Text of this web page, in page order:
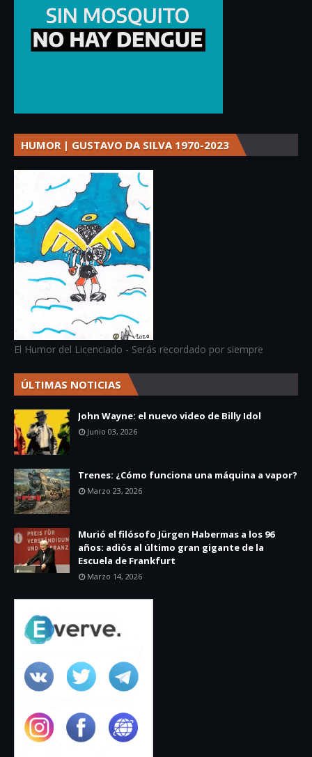
HUMOR | GUSTAVO DA SILVA 1970-2023
El Humor del Licenciado - Serás recordado por siempre
ÚLTIMAS NOTICIAS
John Wayne: el nuevo video de Billy Idol
Junio 03, 2026
Trenes: ¿Cómo funciona una máquina a vapor?
Marzo 23, 2026
Murió el filósofo Jürgen Habermas a los 96
años: adiós al último gran gigante de la
Escuela de Frankfurt
Marzo 14, 2026